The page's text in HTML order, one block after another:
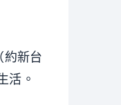
約新台
活。